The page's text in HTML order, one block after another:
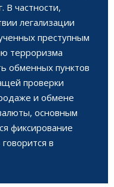
В частности,
легализации
преступным
терроризма
обменных пунктов
проверки
и обмене
основным
фиксирование
в